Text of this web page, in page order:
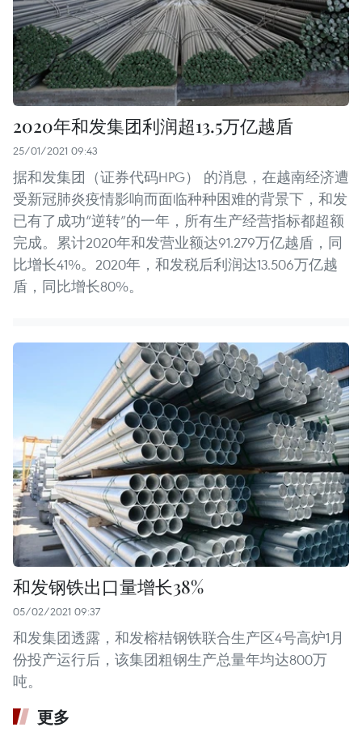
2020年和发集团利润超13.5万亿越盾
25/01/2021 09:43
据和发集团（证券代码HPG） 的消息，在越南经济遭
受新冠肺炎疫情影响而面临种种困难的背景下，和发
已有了成功“逆转”的一年，所有生产经营指标都超额
完成。累计2020年和发营业额达91.279万亿越盾，同
比增长41%。2020年，和发税后利润达13.506万亿越
盾，同比增长80%。
和发钢铁出口量增长38%
05/02/2021 09:37
和发集团透露，和发榕桔钢铁联合生产区4号高炉1月
份投产运行后，该集团粗钢生产总量年均达800万
吨。
更多